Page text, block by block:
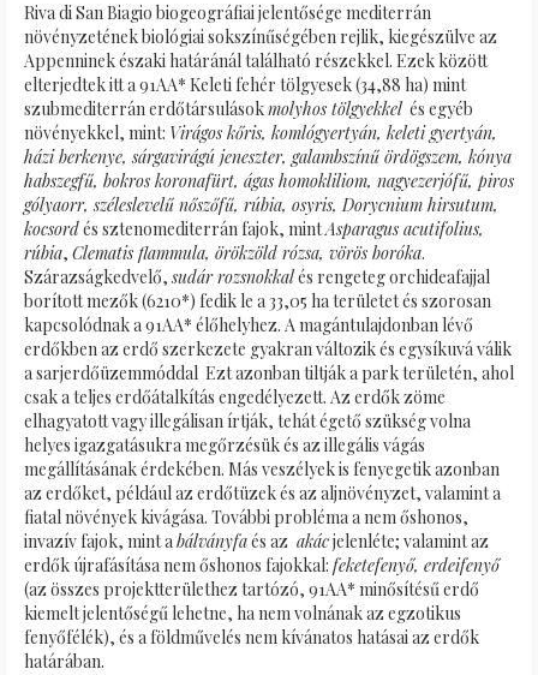
Riva di San Biagio biogeográfiai jelentősége mediterrán
növényzetének biológiai sokszínűségében rejlik, kiegészülve az
Appenninek északi határánál található részekkel. Ezek között
elterjedtek itt a 91AA* Keleti fehér tölgyesek (34,88 ha) mint
szubmediterrán erdőtársulásokmolyhos tölgyekkelés egyéb
növényekkel, mint: Virágos kőris, komlógyertyán, keleti gyertyán,
házi berkenye, sárgavirágú jeneszter, galambszínű ördögszem, kónya
habszegfű, bokros koronafürt, ágas homokliliom, nagyezerjófű, piros
gólyaorr, széleslevelű nőszőfű, rúbia, osyris, Dorycnium hirsutum,
kocsordés sztenomediterrán fajok, mintAsparagus acutifolius,
rúbia, Clematis flammula, örökzöld rózsa, vörös boróka.
Szárazságkedvelő,sudár rozsnokkalés rengeteg orchideafajjal
borított mezők (6210*) fedik le a 33,05 ha területet és szorosan
kapcsolódnak a 91AA* élőhelyhez. A magántulajdonban lévő
erdőkben az erdő szerkezete gyakran változik és egysíkuvá válik
a sarjerdőüzemmóddal Ezt azonban tiltják a park területén, ahol
csak a teljes erdőátalkítás engedélyezett. Az erdők zöme
elhagyatott vagy illegálisan írtják, tehát égető szükség volna
helyes igazgatásukra megőrzésük és az illegális vágás
megállításának érdekében. Más veszélyek is fenyegetik azonban
az erdőket, például az erdőtüzek és az aljnövényzet, valamint a
fiatal növények kivágása. További probléma a nem őshonos,
invazív fajok, mint abálványfaés az akácjelenléte; valamint az
erdők újrafásítása nem őshonos fajokkal: feketefenyő, erdeifenyő
(az összes projektterülethez tartózó, 91AA* minősítésű erdő
kiemelt jelentőségű lehetne, ha nem volnának az egzotikus
fenyőfélék), és a földművelés nem kívánatos hatásai az erdők
határában.